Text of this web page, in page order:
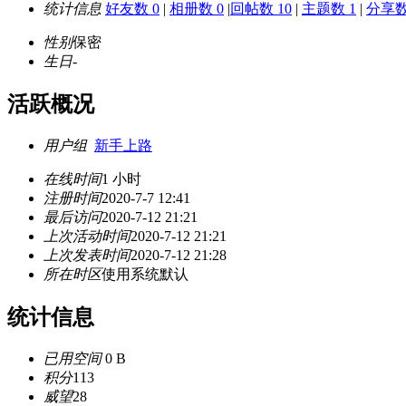
统计信息 好友数 0 | 相册数 0 |回帖数 10 | 主题数 1 | 分享
性别保密
生日-
活跃概况
用户组 新手上路
在线时间1 小时
注册时间2020-7-7 12:41
最后访问2020-7-12 21:21
上次活动时间2020-7-12 21:21
上次发表时间2020-7-12 21:28
所在时区使用系统默认
统计信息
已用空间0 B
积分113
威望28